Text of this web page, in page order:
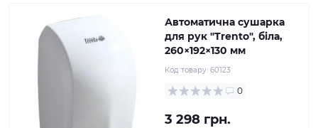
Автоматична сушарка
для рук "Trento", біла,
260×192×130 мм
Код товару: 60123
0
3 298 грн.